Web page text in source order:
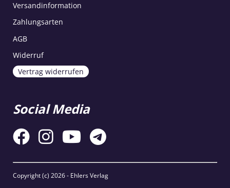
Versandinformation
Zahlungsarten
AGB
Widerruf
Vertrag widerrufen
Social Media
Copyright (c) 2026 - Ehlers Verlag